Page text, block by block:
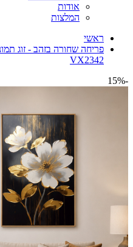
אודות
המלצות
ראשי
פריחה שחורה בזהב - זוג
VX2342
-15%